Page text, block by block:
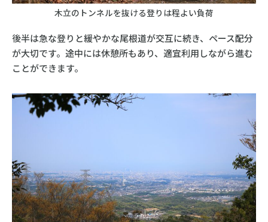
木立のトンネルを抜ける登りは程よい負荷
後半は急な登りと緩やかな尾根道が交互に続き、ペース配分
が大切です。途中には休憩所もあり、適宜利用しながら進む
ことができます。